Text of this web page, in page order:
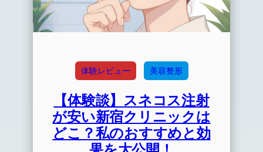
体験レビュー 美容整形
【体験談】スネコス注射
が安い新宿クリニックは
どこ？私のおすすめと効